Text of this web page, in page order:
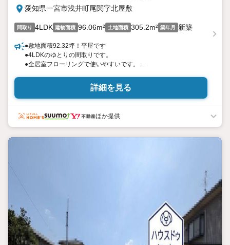
愛知県一宮市浅井町尾関字北屋敷
間取り 4LDK 建物面積 96.06m² 土地面積 305.2m² 築年月 新築
●敷地面積92.32坪！平屋です
●4LDKのゆとりの間取りです。
●全居室フローリングで使いやすいです。
＼気になる物件は何でも教えてください！当店ですべてご紹介し
ます！/
＝＝＝＝＝＝＝＝＝＝＝＝＝＝＝＝＝＝＝＝＝
＋情報量豊富な地域密着型店舗＋
●取扱物件多数ございます！
（3）おむつ交換台完備
（4）ドリンク無料サービス
（5）駐車場10台完備
■ハウスドゥ江南店が内覧からご入居までサポートいたします！
詳細を見る
ほか提供